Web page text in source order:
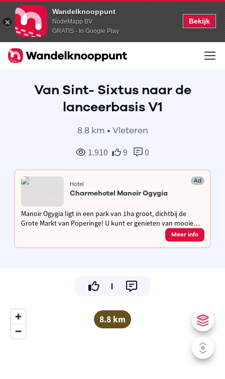
Wandelknooppunt
NodeMapp BV
GRATIS - In Google Play
Bekijk
Van Sint- Sixtus naar de
lanceerbasis V1
8.8 km • Vleteren
1.910 9 0
Hotel Ad
Charmehotel Manoir Ogygia
Manoir Ogygia ligt in een park van 1ha groot, dichtbij de
Grote Markt van Poperinge! U kunt er genieten van mooie
kamers, zwembad, jacuzzi in de tuin! Er is ook een Meer info
8.8 km